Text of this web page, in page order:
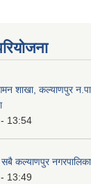
शाखा, कल्याणपुर न.पा.
13:54
कल्याणपुर
13:49